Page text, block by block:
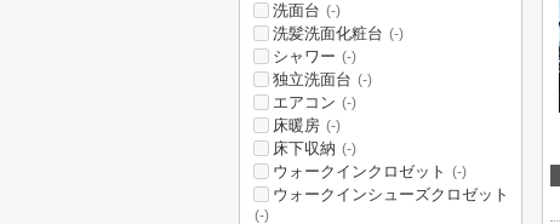
洗面台 (-)
洗髪洗面化粧台 (-)
シャワー (-)
独立洗面台 (-)
エアコン (-)
床暖房 (-)
床下収納 (-)
ウォークインクロゼット (-)
ウォークインシューズクロゼット
(-)